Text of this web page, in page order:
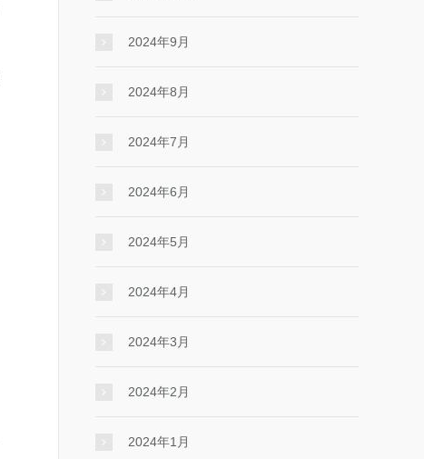
2024年9月
2024年8月
2024年7月
2024年6月
2024年5月
2024年4月
2024年3月
2024年2月
2024年1月